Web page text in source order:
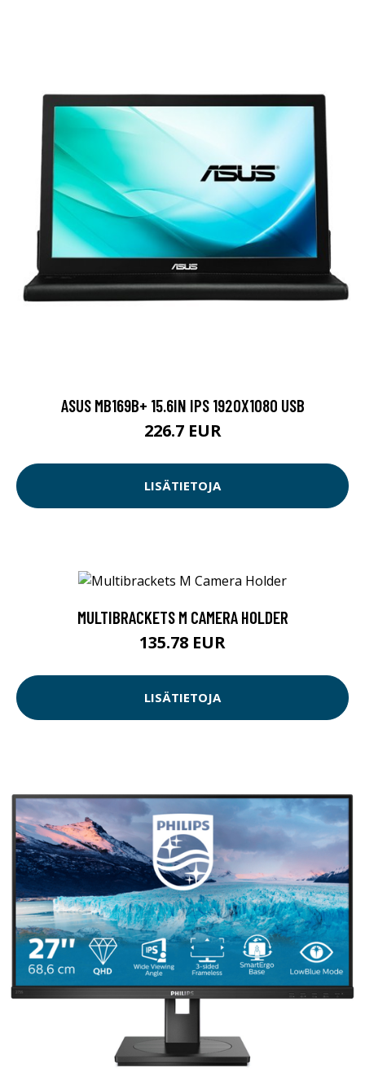
ASUS MB169B+ 15.6IN IPS 1920X1080 USB
226.7 EUR
LISÄTIETOJA
MULTIBRACKETS M CAMERA HOLDER
135.78 EUR
LISÄTIETOJA